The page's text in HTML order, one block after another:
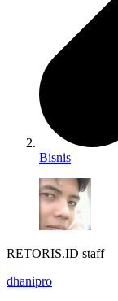
Bisnis
RETORIS.ID staff
dhanipro